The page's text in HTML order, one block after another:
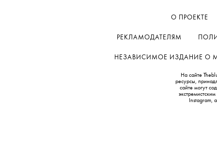
О ПРОЕКТЕ
РЕКЛАМОДАТЕЛЯМ
НЕЗАВИСИМОЕ ИЗДАНИЕ О
На сайте
ресурсы,
сайте могут
Instagram,